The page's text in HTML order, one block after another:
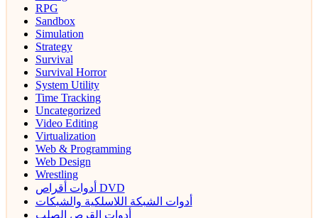
RPG
Sandbox
Simulation
Strategy
Survival
Survival Horror
System Utility
Time Tracking
Uncategorized
Video Editing
Virtualization
Web & Programming
Web Design
Wrestling
أدوات أقراص DVD
أدوات الشبكة اللاسلكية والشبكات
أدوات القرص الصلب